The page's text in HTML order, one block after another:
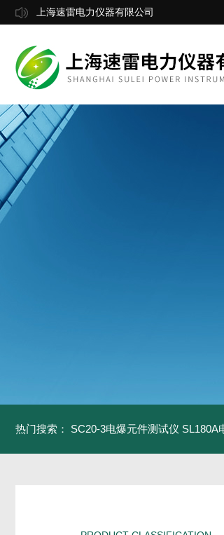
上海速雷电力仪器有限公司
热门搜索： SC20-3电爆元件测试仪 SL180A